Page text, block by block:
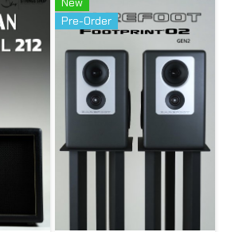
Pre-Order